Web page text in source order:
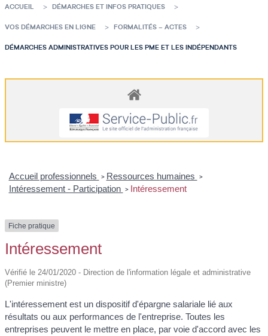
ACCUEIL DÉMARCHES ET INFOS PRATIQUES
VOS DÉMARCHES EN LIGNE FORMALITÉS – ACTES
DÉMARCHES ADMINISTRATIVES POUR LES PME ET LES INDÉPENDANTS
Accueil professionnels > Ressources humaines >
Intéressement - Participation > Intéressement
Fiche pratique
Intéressement
Vérifié le 24/01/2020 - Direction de l'information légale et administrative
(Premier ministre)
L'intéressement est un dispositif d'épargne salariale lié aux
résultats ou aux performances de l'entreprise. Toutes les
entreprises peuvent le mettre en place, par voie d'accord avec les